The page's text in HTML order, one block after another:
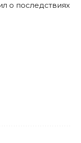
о последствиях